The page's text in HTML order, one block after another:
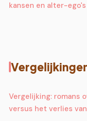
kansen en alter-ego's
Vergelijking: romans
versus het verlies